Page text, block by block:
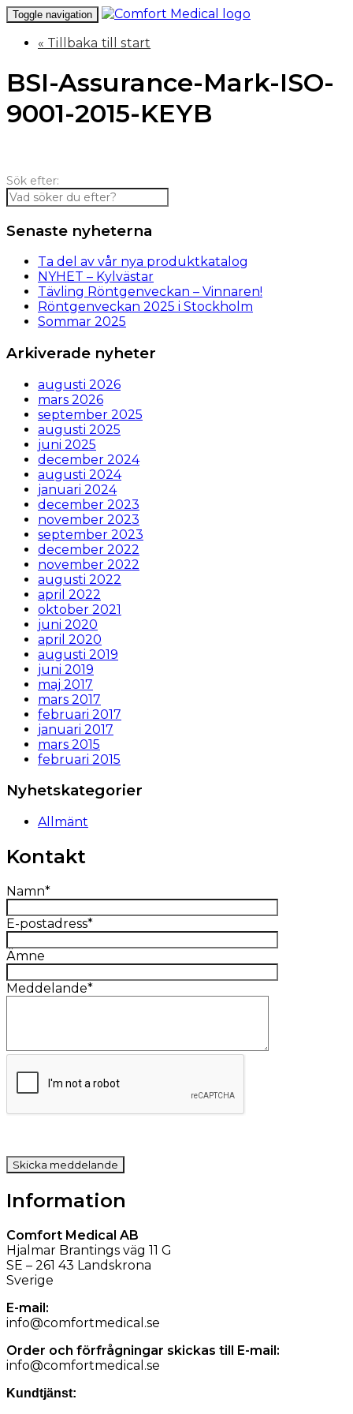
Toggle navigation
« Tillbaka till start
BSI-Assurance-Mark-ISO-
9001-2015-KEYB
Sök efter:
Senaste nyheterna
Ta del av vår nya produktkatalog
NYHET – Kylvästar
Tävling Röntgenveckan – Vinnaren!
Röntgenveckan 2025 i Stockholm
Sommar 2025
Arkiverade nyheter
augusti 2026
mars 2026
september 2025
augusti 2025
juni 2025
december 2024
augusti 2024
januari 2024
december 2023
november 2023
september 2023
december 2022
november 2022
augusti 2022
april 2022
oktober 2021
juni 2020
april 2020
augusti 2019
juni 2019
maj 2017
mars 2017
februari 2017
januari 2017
mars 2015
februari 2015
Nyhetskategorier
Allmänt
Kontakt
Namn*
E-postadress*
Ämne
Meddelande*
Information
Comfort Medical AB
Hjalmar Brantings väg 11 G
SE – 261 43 Landskrona
Sverige
E-mail:
info@comfortmedical.se
Order och förfrågningar skickas till E-mail:
info@comfortmedical.se
Kundtjänst: